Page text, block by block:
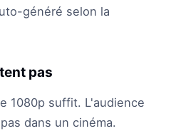
généré selon la
pas
1080p suffit. L'audience
dans un cinéma.